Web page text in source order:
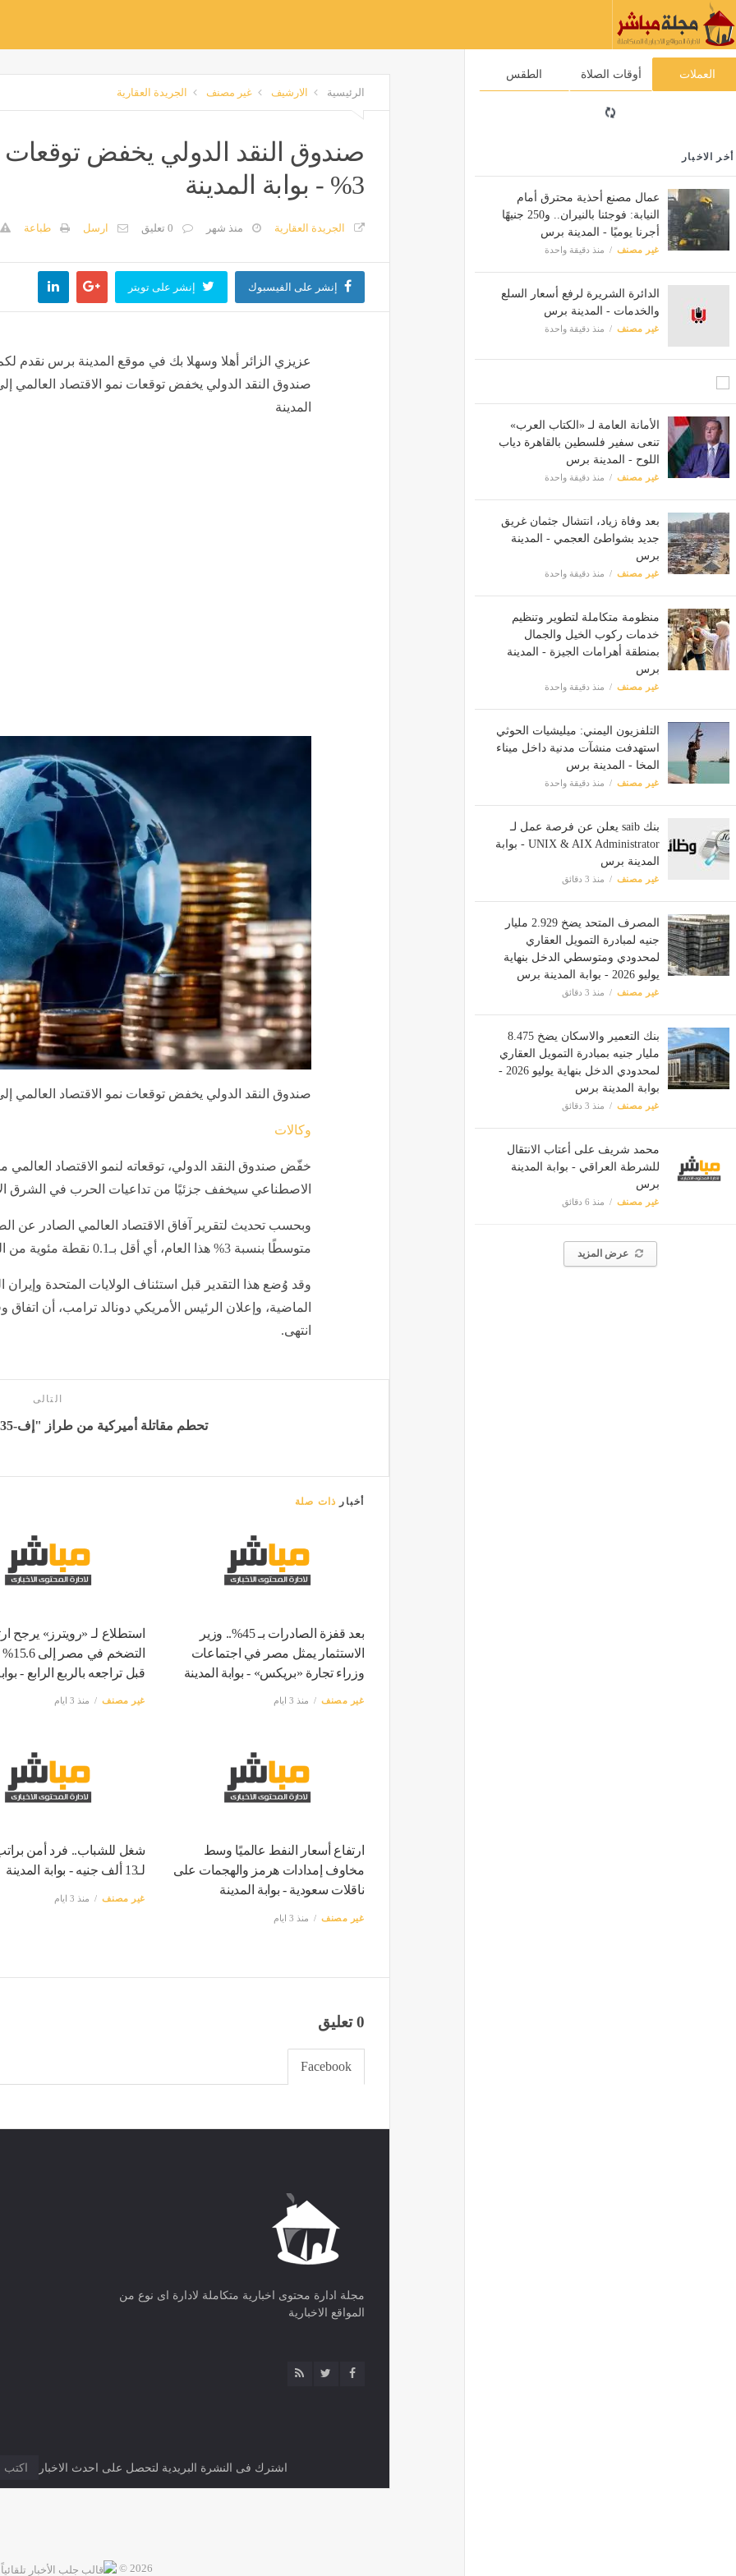
العملات أوقات الصلاة الطقس
أخر الاخبار
عمال مصنع أحذية محترق أمام
النيابة: فوجئنا بالنيران.. و250 جنيهًا
أجرنا يوميًا - المدينة برس
غير مصنف منذ دقيقة واحدة
الدائرة الشريرة لرفع أسعار السلع
والخدمات - المدينة برس
غير مصنف منذ دقيقة واحدة
الأمانة العامة لـ «الكتاب العرب»
تنعى سفير فلسطين بالقاهرة دياب
اللوح - المدينة برس
غير مصنف منذ دقيقة واحدة
بعد وفاة زياد، انتشال جثمان غريق
جديد بشواطئ العجمي - المدينة
برس
غير مصنف منذ دقيقة واحدة
منظومة متكاملة لتطوير وتنظيم
خدمات ركوب الخيل والجمال
بمنطقة أهرامات الجيزة - المدينة
برس
غير مصنف منذ دقيقة واحدة
التلفزيون اليمني: ميليشيات الحوثي
استهدفت منشآت مدنية داخل ميناء
المخا - المدينة برس
غير مصنف منذ دقيقة واحدة
بنك saib يعلن عن فرصة عمل لـ
UNIX & AIX Administrator - بوابة
المدينة برس
غير مصنف منذ 3 دقائق
المصرف المتحد يضخ 2.929 مليار
جنيه لمبادرة التمويل العقاري
لمحدودي ومتوسطي الدخل بنهاية
يوليو 2026 - بوابة المدينة برس
غير مصنف منذ 3 دقائق
بنك التعمير والاسكان يضخ 8.475
مليار جنيه بمبادرة التمويل العقاري
لمحدودي الدخل بنهاية يوليو 2026 -
بوابة المدينة برس
غير مصنف منذ 3 دقائق
محمد شريف على أعتاب الانتقال
للشرطة العراقي - بوابة المدينة
برس
غير مصنف منذ 6 دقائق
عرض المزيد
الرئيسية الارشيف غير مصنف الجريدة العقارية
صندوق النقد الدولي يخفض توقعات
3% - بوابة المدينة
الجريدة العقارية منذ شهر 0 تعليق ارسل طباعة
إنشر على الفيسبوك إنشر على تويتر
عزيزي الزائر أهلا وسهلا بك في موقع المدينة برس نقدم
المدينة
صندوق النقد الدولي يخفض توقعات نمو الاقتصاد العالمي إلى
وكالات
خفّض صندوق النقد الدولي، توقعاته لنمو الاقتصاد العالمي
الاصطناعي سيخفف جزئيًا من تداعيات الحرب في الشرق
وبحسب تحديث لتقرير آفاق الاقتصاد العالمي الصادر عن
متوسطًا بنسبة 3% هذا العام، أي أقل بـ0.1 نقطة مئوية من التوقعات التي صدرت في أبريل.
وقد وُضع هذا التقدير قبل استئناف الولايات المتحدة وإيران
الماضية، وإعلان الرئيس الأمريكي دونالد ترامب، أن اتفاق
انتهى.
التالى
تحطم مقاتلة أميركية من طراز "إف-35" - بوابة المدينة برس
أخبار ذات صلة
بعد قفزة الصادرات بـ 45%.. وزير
الاستثمار يمثل مصر في اجتماعات
وزراء تجارة «بريكس» - بوابة المدينة
غير مصنف منذ 3 ايام
استطلاع لـ «رويترز» يرجح
قبل تراجعه بالربع الرابع -
غير مصنف منذ 3 ايام
ارتفاع أسعار النفط عالميًا وسط
مخاوف إمدادات هرمز والهجمات على
ناقلات سعودية - بوابة المدينة
غير مصنف منذ 3 ايام
شغل للشباب.. فرد أمن
لـ13 ألف جنيه - بوابة المدينة
غير مصنف منذ 3 ايام
0 تعليق
Facebook
مجلة ادارة محتوى اخبارية متكاملة لادارة اى نوع من
المواقع الاخبارية
اشترك فى النشرة البريدية لتحصل على احدث الاخبار
2026 ©